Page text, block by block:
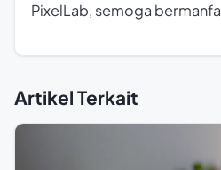
PixelLab, semoga
Artikel Terkait